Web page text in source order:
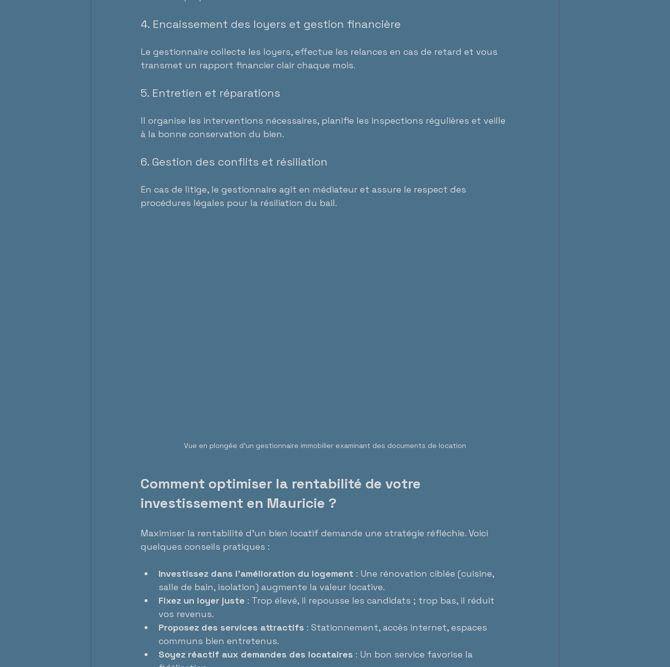
4. Encaissement des loyers et gestion financière
Le gestionnaire collecte les loyers, effectue les relances en cas de retard et vous
transmet un rapport financier clair chaque mois.
5. Entretien et réparations
Il organise les interventions nécessaires, planifie les inspections régulières et veille
à la bonne conservation du bien.
6. Gestion des conflits et résiliation
En cas de litige, le gestionnaire agit en médiateur et assure le respect des
procédures légales pour la résiliation du bail.
Vue en plongée d’un gestionnaire immobilier examinant des documents de location
Comment optimiser la rentabilité de votre
investissement en Mauricie ?
Maximiser la rentabilité d’un bien locatif demande une stratégie réfléchie. Voici
quelques conseils pratiques :
Investissez dans l’amélioration du logement : Une rénovation ciblée (cuisine,
salle de bain, isolation) augmente la valeur locative.
Fixez un loyer juste : Trop élevé, il repousse les candidats ; trop bas, il réduit
vos revenus.
Proposez des services attractifs : Stationnement, accès internet, espaces
communs bien entretenus.
Soyez réactif aux demandes des locataires : Un bon service favorise la